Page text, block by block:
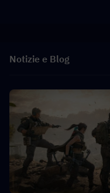
Notizie e Blog